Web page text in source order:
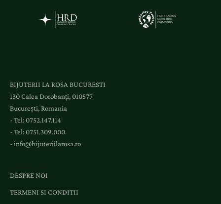
BIJUTERII LA ROSA BUCURESTI
130 Calea Dorobanți, 010577
București, Romania
- Tel:0752.147.114
- Tel:0751.309.000
-info@bijuteriilarosa.ro
DESPRE NOI
TERMENI SI CONDITII